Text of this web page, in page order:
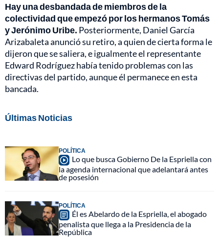
Hay una desbandada de miembros de la
colectividad que empezó por los hermanos Tomás
y Jerónimo Uribe. Posteriormente, Daniel García
Arizabaleta anunció su retiro, a quien de cierta forma le
dijeron que se saliera, e igualmente el representante
Edward Rodríguez había tenido problemas con las
directivas del partido, aunque él permanece en esta
bancada.
Últimas Noticias
POLÍTICA
Lo que busca Gobierno De la Espriella con
la agenda internacional que adelantará antes
de posesión
POLÍTICA
Él es Abelardo de la Espriella, el abogado
penalista que llega a la Presidencia de la
República